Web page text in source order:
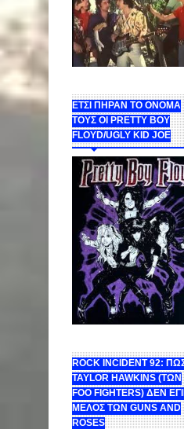
ΕΤΣΙ ΠΗΡΑΝ ΤΟ ΟΝΟΜΑ
ΤΟΥΣ ΟΙ PRETTY BOY
FLOYD/UGLY KID JOE
ROCK INCIDENT 92:
TAYLOR HAWKINS (ΤΩΝ
FOO FIGHTERS) ΔΕΝ
ΜΕΛΟΣ ΤΩΝ GUNS AND
ROSES